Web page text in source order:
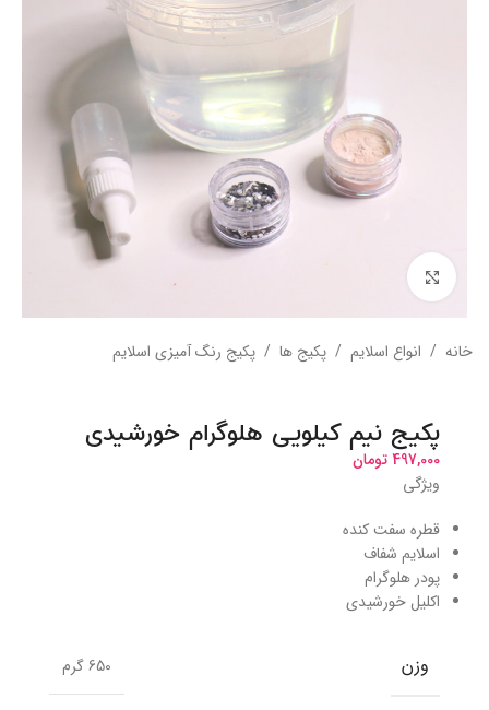
بزرگنمایی تصویر
خانه / انواع اسلایم / پکیج ها / پکیج رنگ آميزی اسلایم
پکیج نیم کیلویی هلوگرام خورشیدی
497,000تومان
ویژگی
قطره سفت کنده
اسلایم شفاف
پودر هلوگرام
اکلیل خورشیدی
وزن 650 گرم